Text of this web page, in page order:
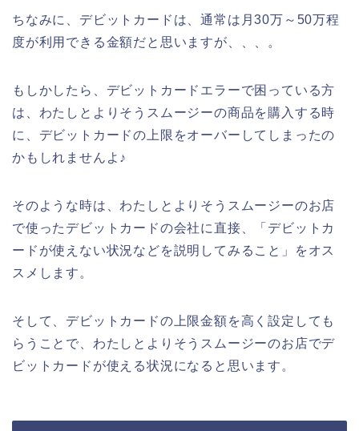
ちなみに、デビットカードは、通常は月30万～50万程
度が利用できる金額だと思いますが、、、。
もしかしたら、デビットカードエラーで困っている方
は、わたしとよりそうスムージーの商品を購入する時
に、デビットカードの上限をオーバーしてしまったの
かもしれませんよ♪
そのような時は、わたしとよりそうスムージーのお店
で使ったデビットカードの会社に直接、「デビットカ
ードが使えない状況などを説明してみること」をオス
スメします。
そして、デビットカードの上限金額を高く設定しても
らうことで、わたしとよりそうスムージーのお店でデ
ビットカードが使える状況になると思います。